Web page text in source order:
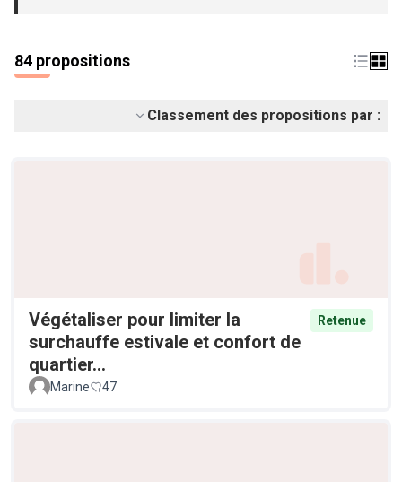
84 propositions
Classement des propositions par :
Végétaliser pour limiter la
surchauffe estivale et confort de
quartier...
Retenue
Marine 47